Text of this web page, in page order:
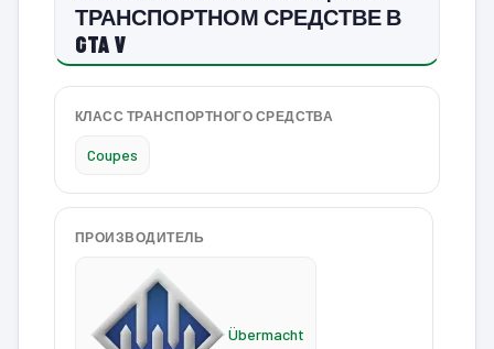
ТРАНСПОРТНОМ СРЕДСТВЕ В
GTA V
КЛАСС ТРАНСПОРТНОГО СРЕДСТВА
Coupes
ПРОИЗВОДИТЕЛЬ
Übermacht